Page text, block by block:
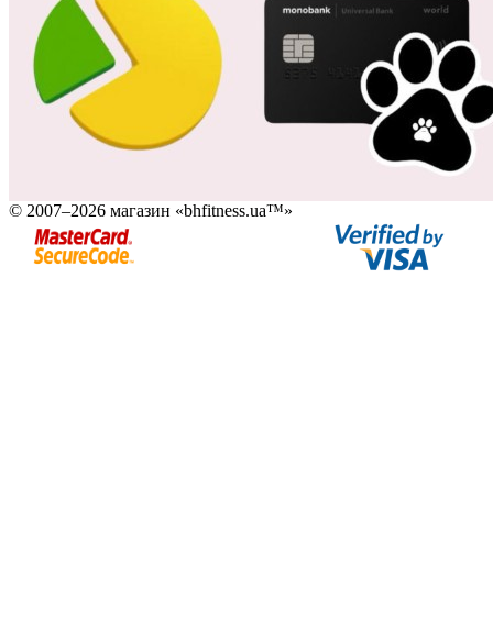
© 2007–2026 магазин «bhfitness.ua™»